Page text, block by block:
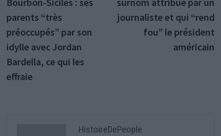
l’article
parents “très
préoccupés” par son
idylle avec Jordan
Bardella, ce qui les
effraie
journaliste et qui “rend
fou” le président
américain
HistoireDePeople